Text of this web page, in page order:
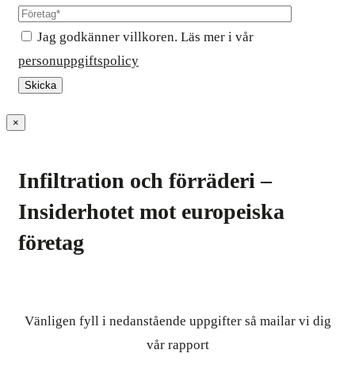
Jag godkänner villkoren. Läs mer i vår
personuppgiftspolicy
×
Infiltration och förräderi –
Insiderhotet mot europeiska
företag
Vänligen fyll i nedanstående uppgifter så mailar vi dig
vår rapport